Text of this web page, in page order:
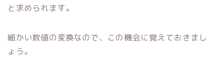
と求められます。
細かい数値の変換なので、この機会に覚えておきまし
ょう。